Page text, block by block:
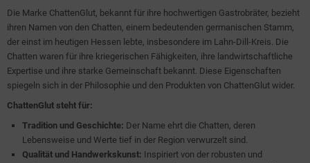
Die Marke ChattenGlut, bekannt für ihre hochwertigen Gastrobräter, bezieht
ihren Namen von den Chatten, einem bedeutenden germanischen Stamm,
der einst im heutigen Hessen lebte, insbesondere im Lahn-Dill-Kreis. Die
Chatten waren für ihre kriegerischen Fähigkeiten, ihre landwirtschaftliche
Expertise und ihre starke Gemeinschaft bekannt. Diese Eigenschaften
spiegeln sich in der Philosophie und den Produkten von ChattenGlut wider.
ChattenGlut steht für:
Tradition und Geschichte: Der Name ehrt die Chatten, deren
Lebensweise und Werte tief in der Region verwurzelt sind.
Qualität und Handwerkskunst: Inspiriert von der robusten und